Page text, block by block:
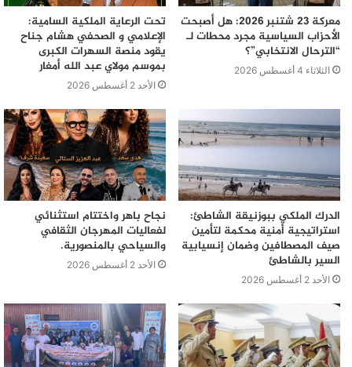
معركة 23 شتنبر 2026: هل أصبحت
الأحزاب السياسية مجرد محطات لـ
“الترحال الانتخابي”؟
الثلاثاء 4 أغسطس 2026
تحت الرعاية الملكية السامية:
الإعلامي و الصحفي هشام جناح
يقود منصة السهرات الكبرى
بموسم مولاي عبد الله أمغار
الأحد 2 أغسطس 2026
الدرك الملكي ببوزنيقة الشاطئ:
استراتيجية أمنية محكمة لتأمين
صيف المصطافين وضمان إنسيابية
السير بالشاطئ
الأحد 2 أغسطس 2026
نجاح باهر واختتام استثنائي
لفعاليات المهرجان الثقافي
والسياحي بالمنصورية.
الأحد 2 أغسطس 2026